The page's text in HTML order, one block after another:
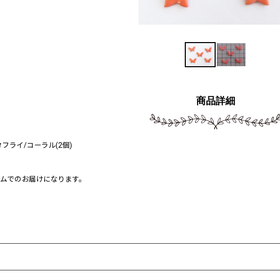
商品詳細
ライ/コーラル(2個)
でのお届けになります。